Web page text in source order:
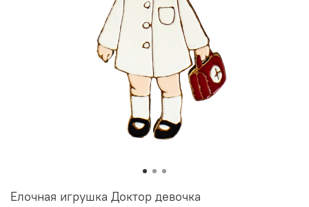
Елочная игрушка Доктор девочка